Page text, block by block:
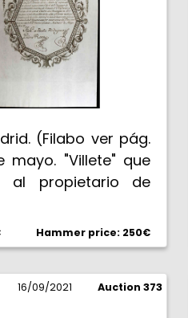
(Filabo ver pág.
mayo. "Villete" que
al propietario de
el valor de 2500
vellón y le permite
cobrar los "Lotes y
que puedan
Hammer price: 250€
16/09/2021 Auction 373